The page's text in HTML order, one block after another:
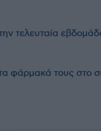
τελευταία
φάρμακά τους στο